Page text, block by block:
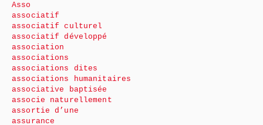
Asso
associatif
associatif culturel
associatif développé
association
associations
associations dites
associations humanitaires
associative baptisée
associe naturellement
assortie d’une
assurance